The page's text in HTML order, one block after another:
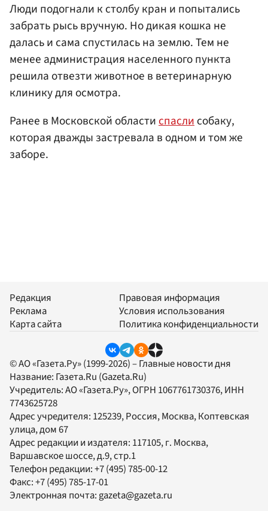
Люди подогнали к столбу кран и попытались
забрать рысь вручную. Но дикая кошка не
далась и сама спустилась на землю. Тем не
менее администрация населенного пункта
решила отвезти животное в ветеринарную
клинику для осмотра.
Ранее в Московской областиспаслисобаку,
которая дважды застревала в одном и том же
заборе.
Редакция
Реклама
Карта сайта
Правовая информация
Условия использования
Политика конфиденциальности
© АО «Газета.Ру» (1999-2026) – Главные новости дня
Название: Газета.Ru (Gazeta.Ru)
Учредитель:АО «Газета.Ру», ОГРН 1067761730376, ИНН
7743625728
Адрес учредителя: 125239, Россия, Москва, Коптевская
улица, дом 67
Адрес редакции и издателя: 117105, г. Москва,
Варшавское шоссе, д.9, стр.1
Телефон редакции:+7 (495) 785-00-12
Факс:+7 (495) 785-17-01
Электронная почта: gazeta@gazeta.ru